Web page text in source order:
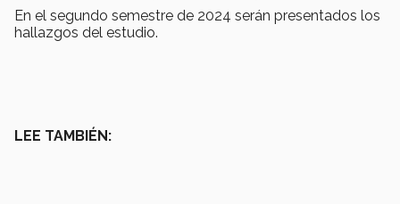
En el segundo semestre de 2024 serán presentados los
hallazgos del estudio.
LEE TAMBIÉN: